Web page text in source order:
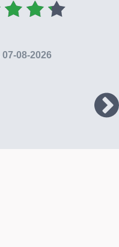
07-08-2026